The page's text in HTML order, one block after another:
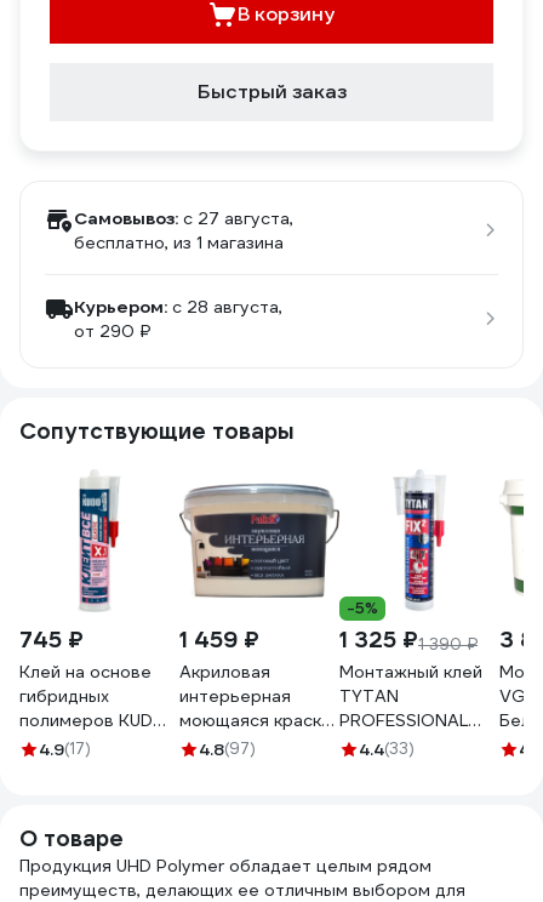
В корзину
Быстрый заказ
Самовывоз: c 27 августа,
бесплатно, из 1 магазина
Курьером: c 28 августа,
от 290 ₽
Сопутствующие товары
745 ₽
Клей на основе
гибридных
полимеров KUDO
Клеит Все
4.9(17)
1 459 ₽
Акриловая
интерьерная
моющаяся краска
PALIZH 301
4.8(97)
-5%
1 325 ₽1 390 ₽
Монтажный клей
TYTAN
PROFESSIONAL
Fix2 GT гибридный
4.4(33)
3
VGT
нар/
4.7
О товаре
Продукция UHD Polymer обладает целым рядом
преимуществ, делающих ее отличным выбором для